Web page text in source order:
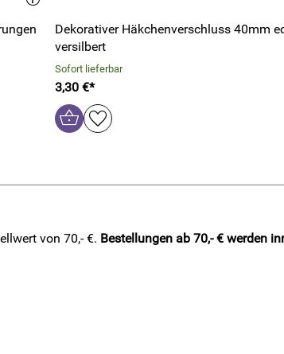
Dekorativer Häkchenverschluss 40mm
versilbert
Sofort lieferbar
3,30 €*
von 70,- €. Bestellungen ab 70,- € werden